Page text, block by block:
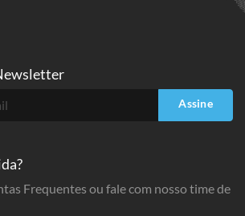
Assine
Frequentes ou fale com nosso time de